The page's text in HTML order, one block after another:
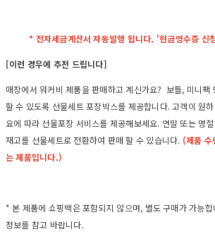
* 전자세금계산서 자동발행 됩니다. '현금영수증 신
[이런 경우에 추천 드립니다]
매장에서 워커비 제품을 판매하고 계신가요? 보틀, 미니팩
할 수 있도록 선물세트 포장박스를 제공합니다. 고객이 원
요에 따라 선물포장 서비스를 제공해보세요. 연말 또는 명
재고를 선물세트로 전환하여 판매 할 수 있습니다. (제품 수
는 제품입니다.)
* 본 제품에 쇼핑백은 포함되지 않으며, 별도 구매가 가능
정보를 참고 바랍니다.